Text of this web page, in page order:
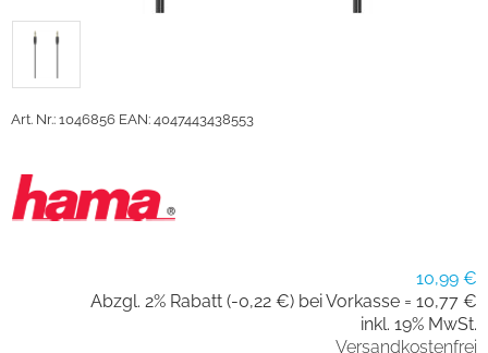
Art. Nr.: 1046856 EAN: 4047443438553
10,99 €
Abzgl. 2% Rabatt (-0,22 €) bei Vorkasse = 10,77 €
inkl. 19% MwSt.
Versandkostenfrei